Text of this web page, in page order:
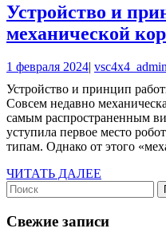
Устройство и
механической
1 февраля 20241
2024
Устройство и принцип работы механической коробки передач
Совсем недавно
самым распространенным
уступила первое место
типам. Однако от этого
ЧИТАТЬ ДАЛЕЕ
Найти:
Свежие записи